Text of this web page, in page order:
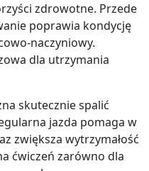
zdrowotne. Przede
poprawia kondycję
naczyniowy.
dla utrzymania
skutecznie spalić
jazda pomaga w
zwiększa wytrzymałość
ćwiczeń zarówno dla